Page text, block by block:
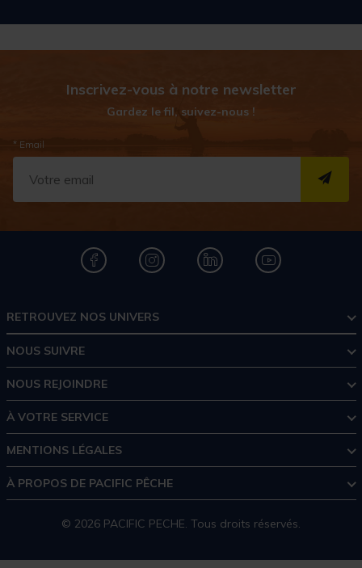
Inscrivez-vous à notre newsletter
Gardez le fil, suivez-nous !
* Email
RETROUVEZ NOS UNIVERS
NOUS SUIVRE
NOUS REJOINDRE
À VOTRE SERVICE
MENTIONS LÉGALES
À PROPOS DE PACIFIC PÊCHE
© 2026 PACIFIC PECHE. Tous droits réservés.